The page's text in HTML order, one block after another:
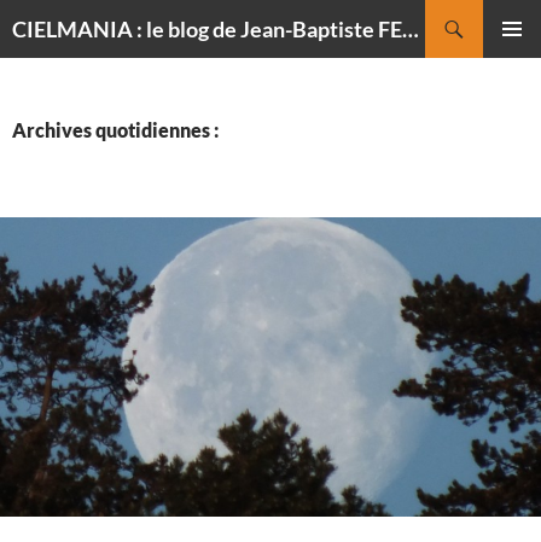
CIELMANIA : le blog de Jean-Baptiste FELDMANN, photographe du ciel
Archives quotidiennes :